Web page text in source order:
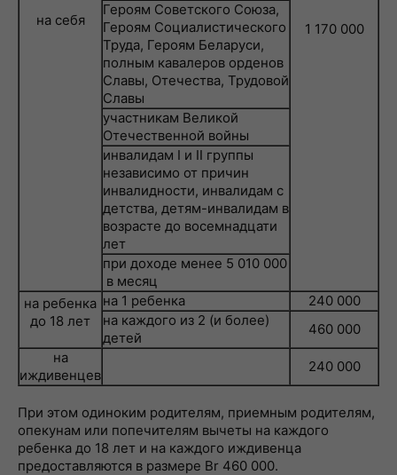
на себя
1 170 000
Героям Советского Союза,
Героям Социалистического
Труда, Героям Беларуси,
полным кавалеров орденов
Славы, Отечества, Трудовой
Славы
участникам Великой
Отечественной войны
инвалидам I и II группы
независимо от причин
инвалидности, инвалидам с
детства, детям-инвалидам в
возрасте до восемнадцати
лет
при доходе менее 5 010 000
в месяц
на ребенка
до 18 лет
на 1 ребенка
240 000
на каждого из 2 (и более)
детей
460 000
на
иждивенцев
240 000
При этом одиноким родителям, приемным родителям,
опекунам или попечителям вычеты на каждого
ребенка до 18 лет и на каждого иждивенца
предоставляются в размере Br 460 000.